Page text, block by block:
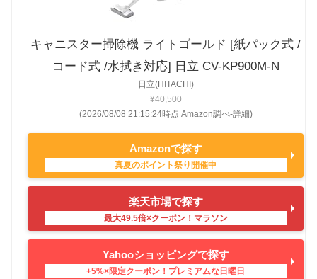
キャニスター掃除機 ライトゴールド [紙パック式 /
コード式 /水拭き対応] 日立 CV-KP900M-N
日立(HITACHI)
¥40,500
(2026/08/08 21:15:24時点 Amazon調べ-詳細)
Amazonで探す
楽天市場で探す
Yahooショッピングで探す